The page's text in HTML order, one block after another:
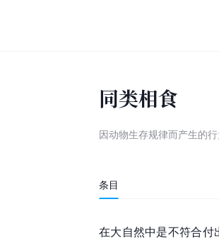
同类相食
因动物生存规律而产生的
条目
在大自然中是不符合付